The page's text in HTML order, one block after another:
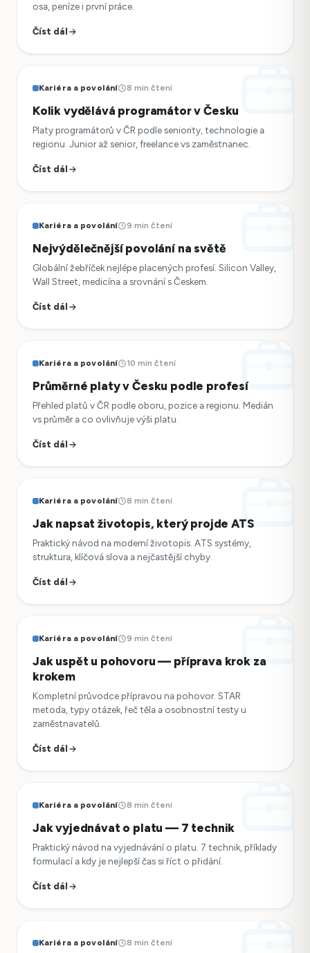
osa, peníze i první práce.
Číst dál
Kariéra a povolání 8 min čtení
Kolik vydělává programátor v Česku
Platy programátorů v ČR podle seniority, technologie a
regionu. Junior až senior, freelance vs zaměstnanec.
Číst dál
Kariéra a povolání 9 min čtení
Nejvýdělečnější povolání na světě
Globální žebříček nejlépe placených profesí. Silicon Valley,
Wall Street, medicína a srovnání s Českem.
Číst dál
Kariéra a povolání 10 min čtení
Průměrné platy v Česku podle profesí
Přehled platů v ČR podle oboru, pozice a regionu. Medián
vs průměr a co ovlivňuje výši platu.
Číst dál
Kariéra a povolání 8 min čtení
Jak napsat životopis, který projde ATS
Praktický návod na moderní životopis. ATS systémy,
struktura, klíčová slova a nejčastější chyby.
Číst dál
Kariéra a povolání 9 min čtení
Jak uspět u pohovoru — příprava krok za
krokem
Kompletní průvodce přípravou na pohovor. STAR
metoda, typy otázek, řeč těla a osobnostní testy u
zaměstnavatelů.
Číst dál
Kariéra a povolání 8 min čtení
Jak vyjednávat o platu — 7 technik
Praktický návod na vyjednávání o platu. 7 technik, příklady
formulací a kdy je nejlepší čas si říct o přidání.
Číst dál
Kariéra a povolání 8 min čtení